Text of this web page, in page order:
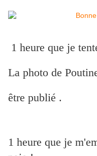
1 heure que je
La photo de
être publié .
1 heure que je